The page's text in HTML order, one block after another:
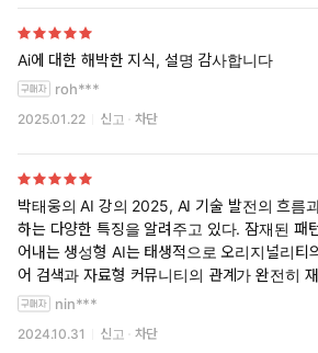
이 폭발적이었다. 인간처럼, 아니 인간보
생성형 AI를 두고 충격과 놀라움이 2023년
고 이내 서점은 온통 GPT 관련 책으로 도배
GPT의 정체를 설명한 책부터 심지어 챗
한 것이다. 하루가 멀다 하고 쏟아지는 인
큰, 트랜스포머, 강화학습 등등 인공지능을
이지만 일반인에게는 낯설고 어렵게 느껴
유의 편한 글투로 쉽게 설명하여 누구라도
있게 도운 것이다. 심지어 청소년들도 이해
준이라 2023년 청소년 교양도서 우수도서로
자들이 뽑은 인공지능 분야 최고의 책으로도
“ 문제는 이들이 전 세계의 주요 거대 인공지능
는 것입니다. 말하자면 우리는 모르는 사이에
있다고 할 수도 있습니다. ‘선출되지 않은 슈퍼
능 개발만 독점하고 있는 게 아니라, 사상까지
다는 것이지요. 인공지능의 발전에 대한 국제
이러한 거대담론은 차치하고라도 지금은 다들
인공지능을 사용하고 있지만, 이런 식으로 오
기 시작하면 점차 거기에서 파생된 약간의 부
리 복제되고 재활용되면서 점차 챗지피티의
이 조만간 올 것이라는 것은 일반인들에게도 제
다.
Ai에 대한 해박한 지식, 설명 감사합니다
roh***
2025.01.22 신고 차단
박태웅의 AI 강의 2025, AI 기술 발전의 흐름
하는 다양한 특징을 알려주고 있다. 잠재된 패
어내는 생성형 AI는 태생적으로 오리지널리티
어 검색과 자료형 커뮤니티의 관계가 완전히
은 예리하다. AI는 단순한 도구가 아닌, 함께 성
생각한다. 책을 통해 내가 AI와 만들어가는 과
있었다.
nin***
2024.10.31 신고 차단